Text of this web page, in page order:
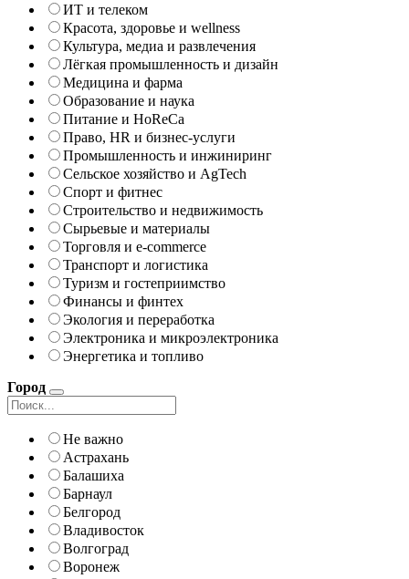
ИТ и телеком
Красота, здоровье и wellness
Культура, медиа и развлечения
Лёгкая промышленность и дизайн
Медицина и фарма
Образование и наука
Питание и HoReCa
Право, HR и бизнес-услуги
Промышленность и инжиниринг
Сельское хозяйство и AgTech
Спорт и фитнес
Строительство и недвижимость
Сырьевые и материалы
Торговля и e-commerce
Транспорт и логистика
Туризм и гостеприимство
Финансы и финтех
Экология и переработка
Электроника и микроэлектроника
Энергетика и топливо
Город
Не важно
Астрахань
Балашиха
Барнаул
Белгород
Владивосток
Волгоград
Воронеж